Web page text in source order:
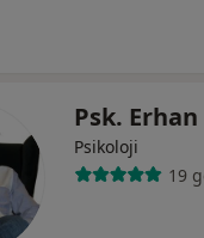
Psk.
Psikoloji
19